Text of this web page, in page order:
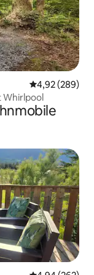
4,92 (289)